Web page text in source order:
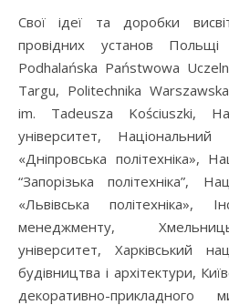
Свої ідеї та доробки
провідних установ
Podhalańska Państwowa
Targu, Politechnika
im. Tadeusza Kościuszki,
університет, Національний
«Дніпровська політехніка»,
“Запорізька політехніка”,
«Львівська політехніка»,
менеджменту,
університет, Харківський
будівництва і архітектури,
декоративно-